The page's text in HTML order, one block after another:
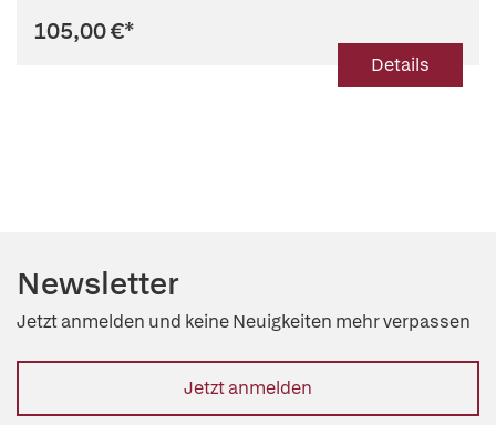
105,00 €*
Details
Newsletter
Jetzt anmelden und keine Neuigkeiten mehr verpassen
Jetzt anmelden